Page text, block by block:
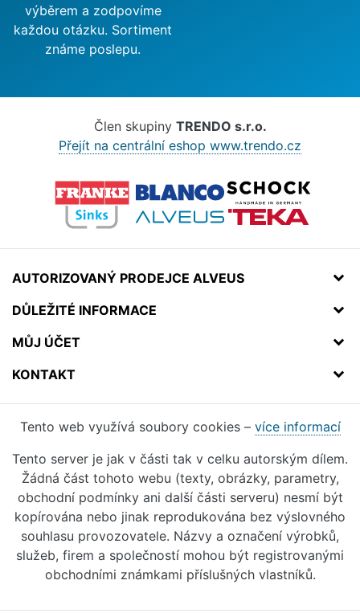
výběrem a zodpovíme
každou otázku. Sortiment
známe poslepu.
Člen skupiny TRENDO s.r.o.
Přejít na centrální eshop www.trendo.cz
AUTORIZOVANÝ PRODEJCE ALVEUS
DŮLEŽITÉ INFORMACE
MŮJ ÚČET
KONTAKT
Tento web využívá soubory cookies – více informací
Tento server je jak v části tak v celku autorským dílem.
Žádná část tohoto webu (texty, obrázky, parametry,
obchodní podmínky ani další části serveru) nesmí být
kopírována nebo jinak reprodukována bez výslovného
souhlasu provozovatele. Názvy a označení výrobků,
služeb, firem a společností mohou být registrovanými
obchodními známkami příslušných vlastníků.